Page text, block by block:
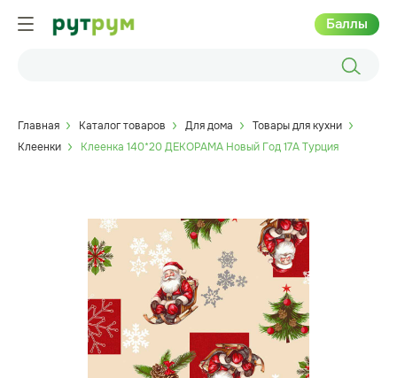
Баллы
Главная Каталог товаров Для дома
Товары для кухни
Клеенки
Клеенка 140*20 ДЕКОРАМА Новый Год 17А Турция